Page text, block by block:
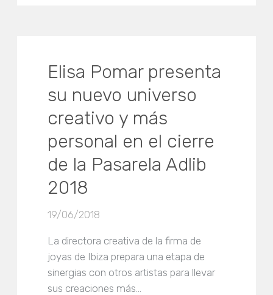
Elisa Pomar presenta
su nuevo universo
creativo y más
personal en el cierre
de la Pasarela Adlib
2018
19/06/2018
La directora creativa de la firma de
joyas de Ibiza prepara una etapa de
sinergias con otros artistas para llevar
sus creaciones más…